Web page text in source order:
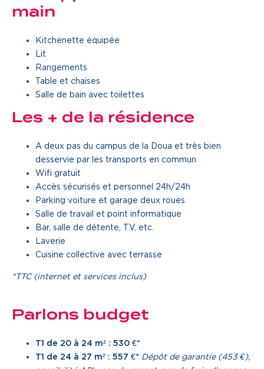
Notre histoire
Nous rejoindre
main
Kitchenette équipée
Lit
Rangements
Table et chaises
Salle de bain avec toilettes
Les + de la résidence
A deux pas du campus de la Doua et très bien
desservie par les transports en commun
Wifi gratuit
Accès sécurisés et personnel 24h/24h
Parking voiture et garage deux roues
Salle de travail et point informatique
Bar, salle de détente, TV, etc.
Laverie
Cuisine collective avec terrasse
*TTC (internet et services inclus)
Parlons budget
T1 de 20 à 24 m² : 530 €*
T1 de 24 à 27 m² : 557 €* Dépôt de garantie (453 €),